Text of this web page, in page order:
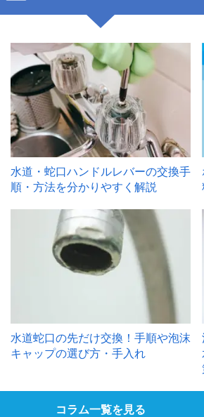
2
水道・蛇口ハンドルレバーの交換手
順・方法を分かりやすく解説
水道蛇口の先だけ交換！手順や泡沫
キャップの選び方・手入れ
コラム一覧を見る